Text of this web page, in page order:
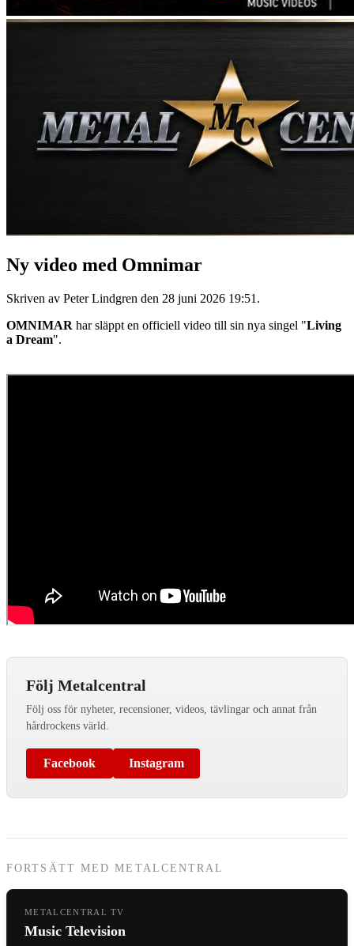
Ny video med Omnimar
Skriven av Peter Lindgren den 28 juni 2026 19:51 .
OMNIMAR har släppt en officiell video till sin nya singel "Living
a Dream".
Följ Metalcentral
Följ oss för nyheter, recensioner, videos, tävlingar och annat från
hårdrockens värld.
Facebook Instagram
FORTSÄTT MED METALCENTRAL
METALCENTRAL TV
Music Television